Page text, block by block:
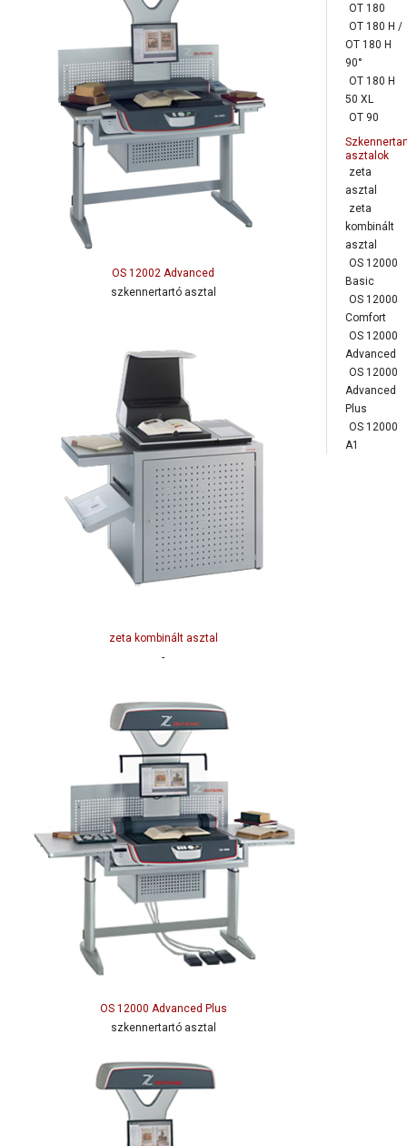
OS 12002 Advanced
szkennertartó asztal
zeta kombinált asztal
-
OS 12000 Advanced Plus
szkennertartó asztal
OT 180
OT 180 H /
OT 180 H
90°
OT 180 H
50 XL
OT 90
asztalok
zeta
asztal
zeta
kombinált
asztal
OS 12000
Basic
OS 12000
Comfort
OS 12000
Advanced
OS 12000
Advanced
Plus
OS 12000
A1